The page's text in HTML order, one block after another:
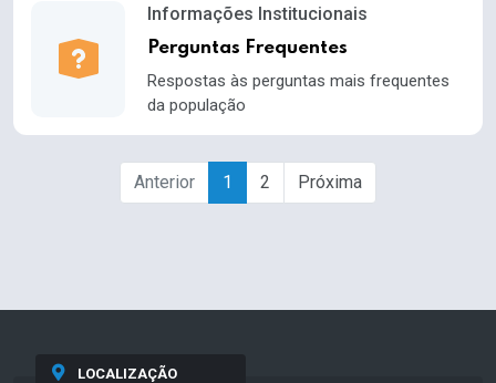
Informações Institucionais
Perguntas Frequentes
Respostas às perguntas mais frequentes
da população
Anterior 1 2 Próxima
LOCALIZAÇÃO